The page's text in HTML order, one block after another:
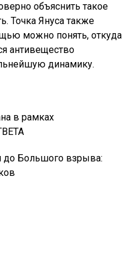
объяснить такое
Точка Януса также
можно понять, откуда
антивещество
динамику.
в рамках